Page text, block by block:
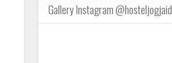
Gallery Instagram @hosteljogjaid